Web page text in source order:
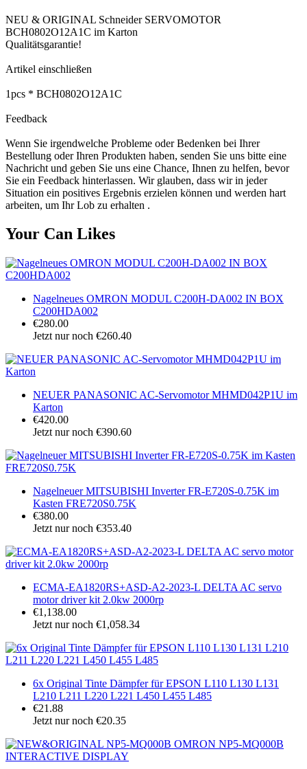
NEU & ORIGINAL Schneider SERVOMOTOR
BCH0802O12A1C im Karton
Qualitätsgarantie!
Artikel einschließen
1pcs * BCH0802O12A1C
Feedback
Wenn Sie irgendwelche Probleme oder Bedenken bei Ihrer
Bestellung oder Ihren Produkten haben, senden Sie uns bitte eine
Nachricht und geben Sie uns eine Chance, Ihnen zu helfen, bevor
Sie ein Feedback hinterlassen. Wir glauben, dass wir in jeder
Situation ein positives Ergebnis erzielen können und werden hart
arbeiten, um Ihr Lob zu erhalten .
Your Can Likes
Nagelneues OMRON MODUL C200H-DA002 IN BOX
C200HDA002
€280.00
Jetzt nur noch €260.40
NEUER PANASONIC AC-Servomotor MHMD042P1U im
Karton
€420.00
Jetzt nur noch €390.60
Nagelneuer MITSUBISHI Inverter FR-E720S-0.75K im
Kasten FRE720S0.75K
€380.00
Jetzt nur noch €353.40
ECMA-EA1820RS+ASD-A2-2023-L DELTA AC servo
motor driver kit 2.0kw 2000rp
€1,138.00
Jetzt nur noch €1,058.34
6x Original Tinte Dämpfer für EPSON L110 L130 L131
L210 L211 L220 L221 L450 L455 L485
€21.88
Jetzt nur noch €20.35